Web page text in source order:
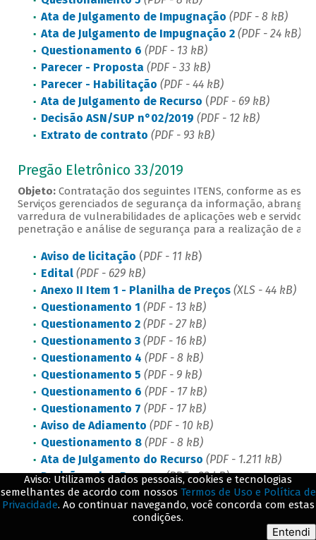
Ata de Julgamento de Impugnação (PDF - 8 kB)
Ata de Julgamento de Impugnação 2(PDF - 24 kB)
Questionamento 6 (PDF - 13 kB)
Parecer - Proposta (PDF - 33 kB)
Parecer - Habilitação (PDF - 44 kB)
Ata de Julgamento de Recurso (PDF - 69 kB)
Decisão ASN/SUP n°02/2019 (PDF - 12 kB)
Extrato de contrato (PDF - 93 kB)
Pregão Eletrônico 33/2019
Objeto: Contratação dos seguintes ITENS, conforme as
Serviços gerenciados de segurança da informação,
varredura de vulnerabilidades de aplicações web e
penetração e análise de segurança para a realização de
Aviso de licitação (PDF - 11 kB)
Edital (PDF - 629 kB)
Anexo II Item 1 - Planilha de Preços(XLS - 44 kB)
Questionamento 1 (PDF - 13 kB)
Questionamento 2 (PDF - 27 kB)
Questionamento 3 (PDF - 16 kB)
Questionamento 4 (PDF - 8 kB)
Questionamento 5 (PDF - 9 kB)
Questionamento 6 (PDF - 17 kB)
Questionamento 7 (PDF - 17 kB)
Aviso de Adiamento (PDF - 10 kB)
Questionamento 8 (PDF - 8 kB)
Ata de Julgamento do Recurso (PDF - 1.211 kB)
Decisão sobre Recurso (PDF - 23 kB)
Pregão Eletrônico 32/2019
Contratação de empresa especializada na
Aviso: Utilizamos dados pessoais, cookies e tecnologias
semelhantes de acordo com nossos Termos de Uso e Política de
Privacidade. Ao continuar navegando, você concorda com estas
condições.
Entendi